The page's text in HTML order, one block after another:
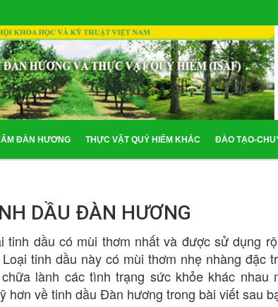
ĐÀN HƯƠNG THỰC VẬT QUÝ HIẾM KHÁC ĐÀO TẠO-
DẦU ĐÀN HƯƠNG
dầu có mùi thơm nhất và được sử dụng
tinh dầu này có mùi thơm nhẹ nhàng đặc
lành các tình trạng sức khỏe khác nhau
hơn về tinh dầu Đàn hương trong bài viết sau